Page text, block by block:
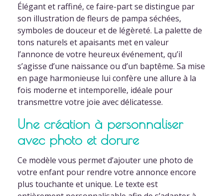
Élégant et raffiné, ce faire-part se distingue par
son illustration de fleurs de pampa séchées,
symboles de douceur et de légèreté. La palette de
tons naturels et apaisants met en valeur
l’annonce de votre heureux événement, qu’il
s’agisse d’une naissance ou d’un baptême. Sa mise
en page harmonieuse lui confère une allure à la
fois moderne et intemporelle, idéale pour
transmettre votre joie avec délicatesse.
Une création à personnaliser
avec photo et dorure
Ce modèle vous permet d’ajouter une photo de
votre enfant pour rendre votre annonce encore
plus touchante et unique. Le texte est